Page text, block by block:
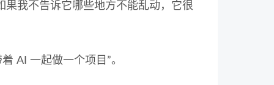
我不告诉它哪些地方不能乱动，它很
AI 一起做一个项目”。